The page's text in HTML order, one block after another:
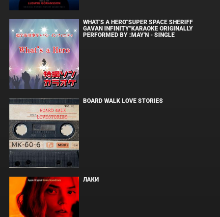
WHAT'S A HERO"SUPER SPACE SHERIFF
GAVAN INFINITY"KARAOKE ORIGINALLY
PERFORMED BY :MAY'N - SINGLE
BOARD WALK LOVE STORIES
ЛАКИ